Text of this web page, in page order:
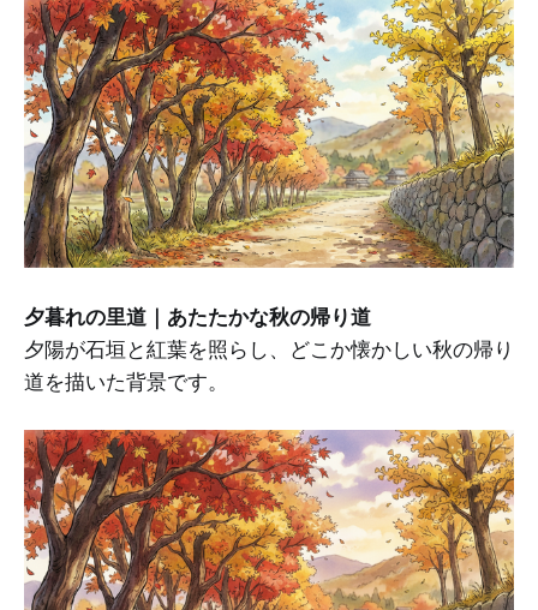
夕暮れの里道｜あたたかな秋の帰り道
夕陽が石垣と紅葉を照らし、どこか懐かしい秋の帰り
道を描いた背景です。